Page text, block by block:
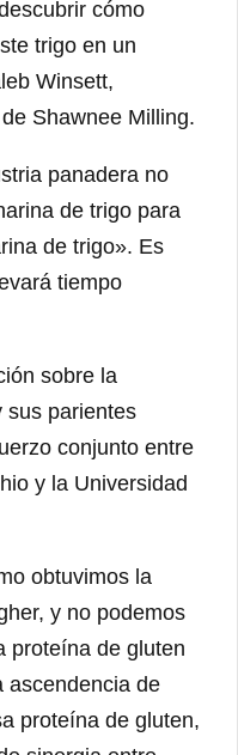
cómo
trigo en un
Winsett,
Shawnee Milling.
panadera no
de trigo para
de trigo». Es
tiempo
sobre la
sus parientes
conjunto entre
y la Universidad
obtuvimos la
y no podemos
proteína de gluten
ascendencia de
proteína de gluten,